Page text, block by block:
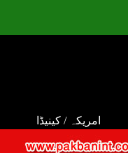
امریکہ / کینیڈا